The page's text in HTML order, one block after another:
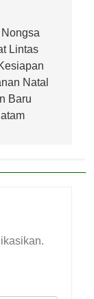
Lintas
Natal
Baru